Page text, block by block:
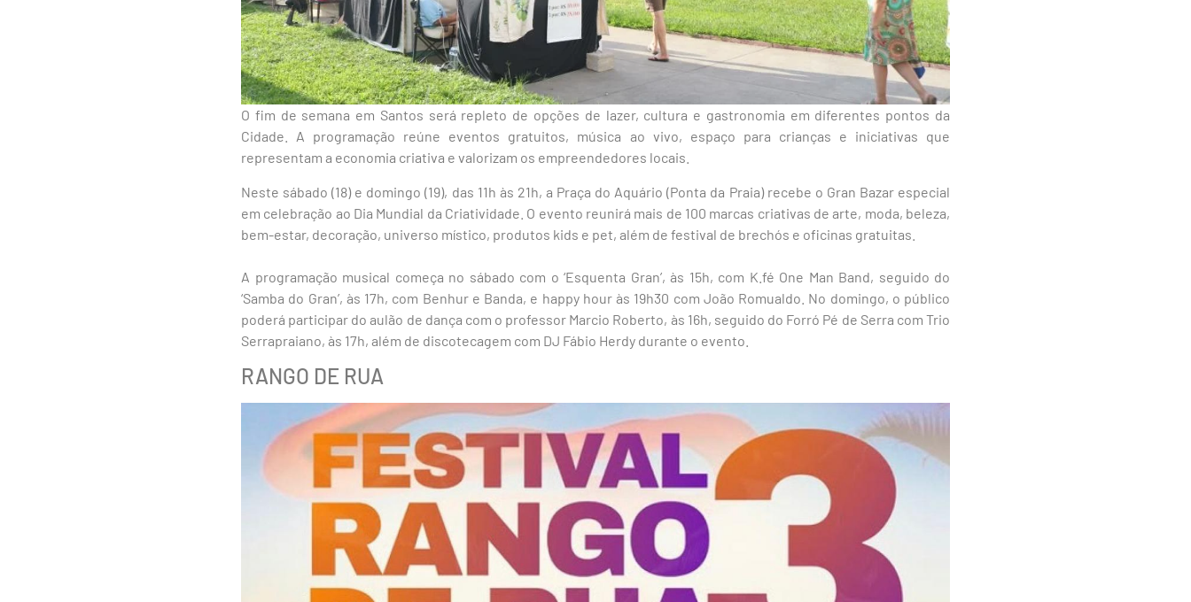
O fim de semana em Santos será repleto de opções de lazer, cultura e gastronomia em diferentes pontos da
Cidade. A programação reúne eventos gratuitos, música ao vivo, espaço para crianças e iniciativas que
representam a economia criativa e valorizam os empreendedores locais.
Neste sábado (18) e domingo (19), das 11h às 21h, a Praça do Aquário (Ponta da Praia) recebe o Gran Bazar especial
em celebração ao Dia Mundial da Criatividade. O evento reunirá mais de 100 marcas criativas de arte, moda, beleza,
bem-estar, decoração, universo místico, produtos kids e pet, além de festival de brechós e oficinas gratuitas.
A programação musical começa no sábado com o ‘Esquenta Gran’, às 15h, com K.fé One Man Band, seguido do
‘Samba do Gran’, às 17h, com Benhur e Banda, e happy hour às 19h30 com João Romualdo. No domingo, o público
poderá participar do aulão de dança com o professor Marcio Roberto, às 16h, seguido do Forró Pé de Serra com Trio
Serrapraiano, às 17h, além de discotecagem com DJ Fábio Herdy durante o evento.
RANGO DE RUA